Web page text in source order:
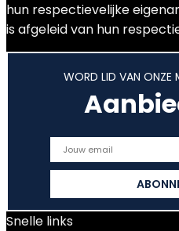
hun respectievelijke
is afgeleid van hun
WORD LID VAN ONZE
Snelle links